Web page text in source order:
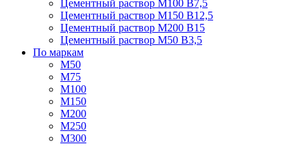
Цементный раствор М100 В7,5
Цементный раствор М150 В12,5
Цементный раствор М200 В15
Цементный раствор М50 В3,5
По маркам
М50
М75
М100
М150
М200
М250
М300